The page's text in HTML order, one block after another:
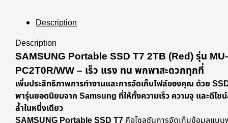
Description
Description
SAMSUNG Portable SSD T7 2TB (Red) รุ่น MU-
PC2T0R/WW – เร็ว แรง ทน พกพาสะดวกทุกที่
เพิ่มประสิทธิภาพการทำงานและการจัดเก็บไฟล์ของคุณ ด้วย
พารุ่นยอดนิยมจาก Samsung ที่ให้ทั้งความเร็ว ความจุ และดีไซ
ล้ำในหนึ่งเดียว
SAMSUNG Portable SSD T7 คือโซลูชันการจัดเก็บข้อมูลแบ